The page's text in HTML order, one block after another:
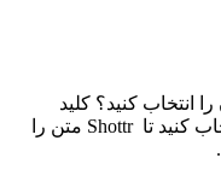
انتخاب کنید؟ کلید
کنید تا Shottr متن را
.